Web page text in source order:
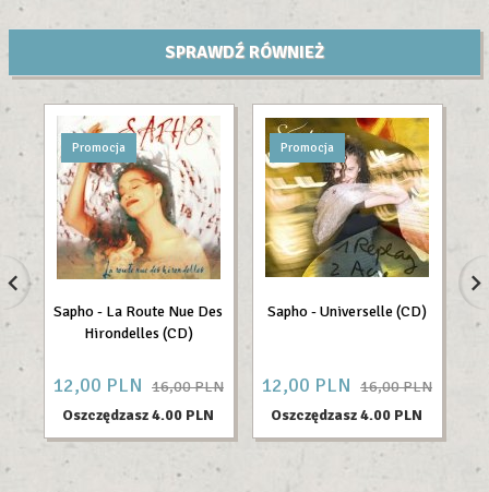
SPRAWDŹ RÓWNIEŻ
Promocja
Sapho - La Route Nue Des
Hirondelles (CD)
12,00 PLN 16,00 PLN
Oszczędzasz 4.00 PLN
Promocja
Sapho - Universelle (CD)
12,00 PLN 16,00 PLN
Oszczędzasz 4.00 PLN